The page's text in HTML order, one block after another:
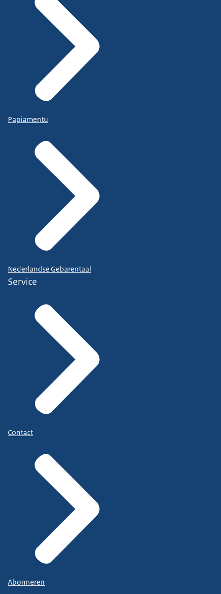
Papiamentu
Nederlandse Gebarentaal
Service
Contact
Abonneren